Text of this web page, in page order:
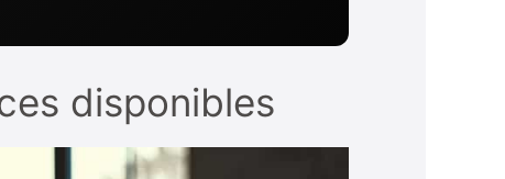
disponibles